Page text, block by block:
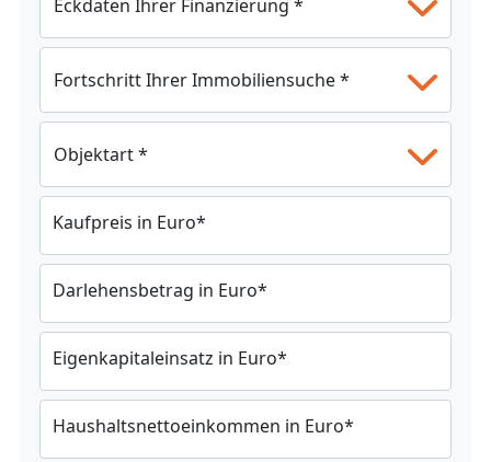
Kaufpreis in Euro*
Darlehensbetrag in Euro*
Eigenkapitaleinsatz in Euro*
Haushaltsnettoeinkommen in Euro*